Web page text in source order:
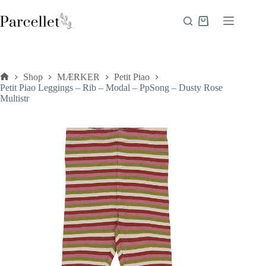
til
indhold
Indkøbskurv
Forside
Shop MÆRKER
Petit Piao
Petit Piao Leggings – Rib – Modal – PpSong – Dusty Rose
Multistr